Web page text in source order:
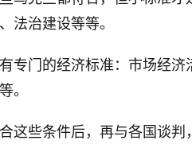
法治建设等等。
专门的经济标准：市场经
。
这些条件后，再与各国谈